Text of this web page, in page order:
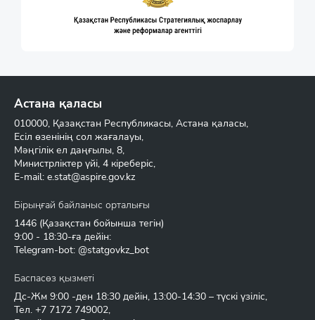
Астана қаласы
010000, Қазақстан Республикасы, Астана қаласы,
Есіл өзенінің сол жағалауы,
Мәңгілік ел даңғылы, 8,
Министрліктер үйі, 4 кіреберіс,
E-mail: e.stat@aspire.gov.kz
Бірыңғай байланыс орталығы
1446 (Қазақстан бойынша тегін)
9:00 - 18:30-ға дейін:
Telegram-bot: @statgovkz_bot
Баспасөз қызметі
Дс-Жм 9:00 -ден 18:30 дейін, 13:00-14:30 – түскі үзіліс,
Тел. +7 7172 749002,